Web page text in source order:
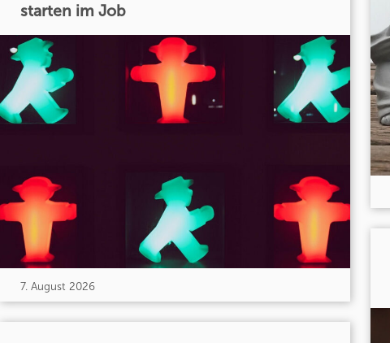
starten im Job
7. August 2026